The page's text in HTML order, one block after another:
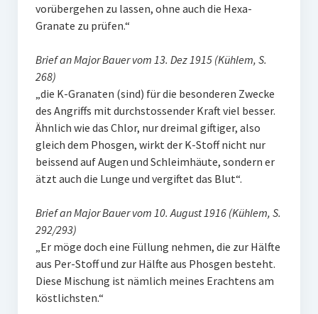
vorübergehen zu lassen, ohne auch die Hexa-
Granate zu prüfen.“
Brief an Major Bauer vom 13. Dez 1915 (Kühlem, S.
268)
„die K-Granaten (sind) für die besonderen Zwecke
des Angriffs mit durchstossender Kraft viel besser.
Ähnlich wie das Chlor, nur dreimal giftiger, also
gleich dem Phosgen, wirkt der K-Stoff nicht nur
beissend auf Augen und Schleimhäute, sondern er
ätzt auch die Lunge und vergiftet das Blut“.
Brief an Major Bauer vom 10. August 1916 (Kühlem, S.
292/293)
„Er möge doch eine Füllung nehmen, die zur Hälfte
aus Per-Stoff und zur Hälfte aus Phosgen besteht.
Diese Mischung ist nämlich meines Erachtens am
köstlichsten.“